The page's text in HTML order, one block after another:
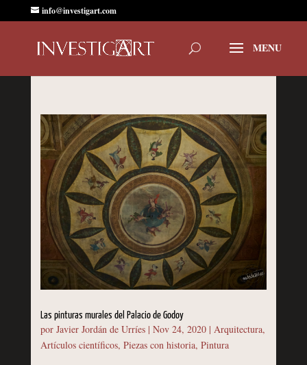
info@investigart.com
Las pinturas murales del Palacio de Godoy
por Javier Jordán de Urríes| Nov 24, 2020| Arquitectura,
Artículos científicos, Piezas con historia, Pintura